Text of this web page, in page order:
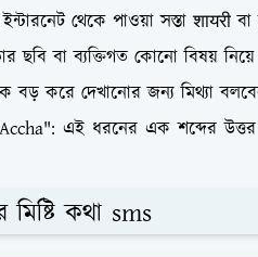
থেকে পাওয়া সস্তা शायरी
ছবি বা ব্যক্তিগত কোনো বিষয়
বড় করে দেখানোর জন্য মিথ্যা
এই ধরনের এক শব্দের
কথা sms